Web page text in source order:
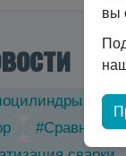
#Сравнение
вы